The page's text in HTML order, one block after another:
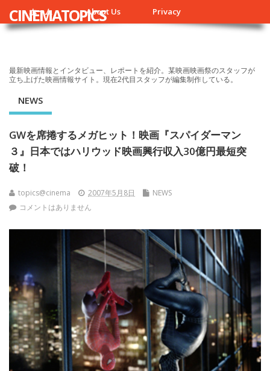
ホーム About Us Privacy
CINEMATOPICS
最新映画情報とインタビュー、レポートを紹介。某映画映画祭のスタッフが
立ち上げた映画情報サイト。現在2代目スタッフが編集制作している。
NEWS
GWを席捲するメガヒット！映画『スパイダーマン
３』日本ではハリウッド映画興行収入30億円最短突
破！
topics@cinema 2007年5月8日
NEWS
コメントはありません